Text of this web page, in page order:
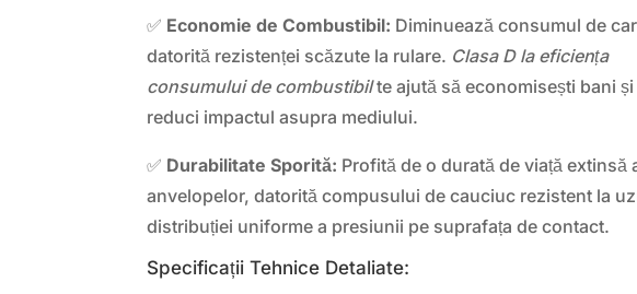
✅ Economie de Combustibil: Diminuează consumul de
datorită rezistenței scăzute la rulare. Clasa D la eficiența
consumului de combustibilte ajută să economisești bani și
reduci impactul asupra mediului.
✅ Durabilitate Sporită: Profită de o durată de viață extinsă
anvelopelor, datorită compusului de cauciuc rezistent la
distribuției uniforme a presiunii pe suprafața de contact.
Specificații Tehnice Detaliate: